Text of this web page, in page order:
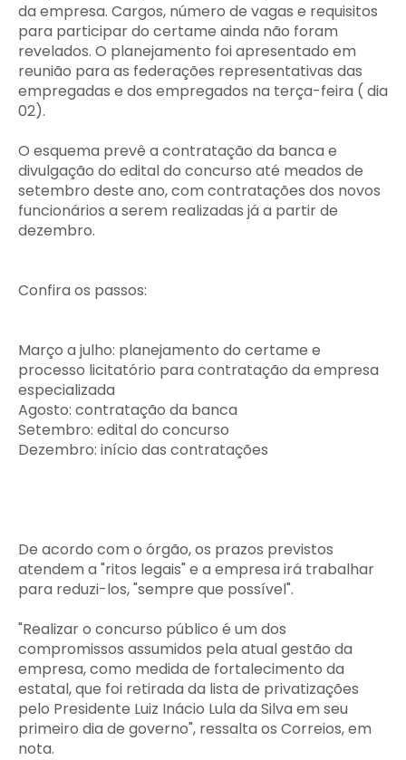
da empresa. Cargos, número de vagas e requisitos
para participar do certame ainda não foram
revelados. O planejamento foi apresentado em
reunião para as federações representativas das
empregadas e dos empregados na terça-feira ( dia
02).
O esquema prevê a contratação da banca e
divulgação do edital do concurso até meados de
setembro deste ano, com contratações dos novos
funcionários a serem realizadas já a partir de
dezembro.
Confira os passos:
Março a julho: planejamento do certame e
processo licitatório para contratação da empresa
especializada
Agosto: contratação da banca
Setembro: edital do concurso
Dezembro: início das contratações
De acordo com o órgão, os prazos previstos
atendem a "ritos legais" e a empresa irá trabalhar
para reduzi-los, "sempre que possível".
"Realizar o concurso público é um dos
compromissos assumidos pela atual gestão da
empresa, como medida de fortalecimento da
estatal, que foi retirada da lista de privatizações
pelo Presidente Luiz Inácio Lula da Silva em seu
primeiro dia de governo", ressalta os Correios, em
nota.